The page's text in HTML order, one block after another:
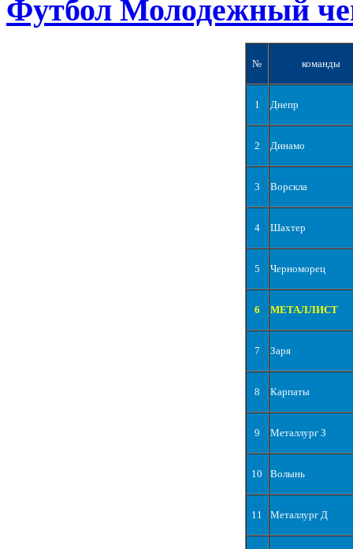
Футбол Молодежный
№ команды
1 Днепр
2 Динамо
3 Ворскла
4 Шахтер
5 Черноморец
6 МЕТАЛЛИСТ
7 Заря
8 Карпаты
9 Металлург З
10 Волынь
11 Металлург Д